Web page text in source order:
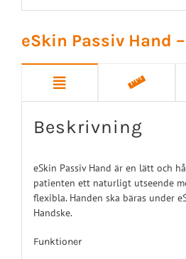
eSkin Passiv Hand
Beskrivning
eSkin Passiv Hand är en lätt och
patienten ett naturligt utseende
flexibla. Handen ska bäras under
Handske.
Funktioner